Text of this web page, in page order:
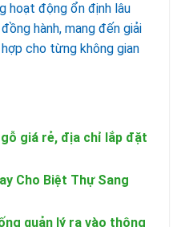
hoạt động ổn định lâu
hành, mang đến giải
cho từng không gian
giá rẻ, địa chỉ lắp đặt
Cho Biệt Thự Sang
quản lý ra vào thông